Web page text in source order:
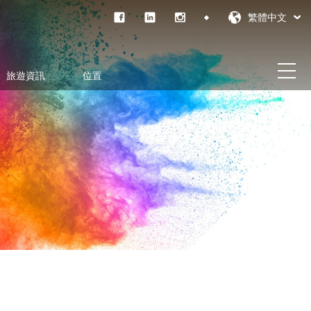
繁體中文
旅遊資訊 位置